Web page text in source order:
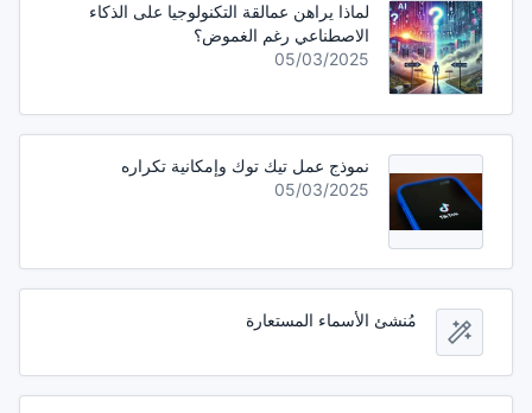
لماذا يراهن عمالقة التكنولوجيا على الذكاء
الاصطناعي رغم الغموض؟
05/03/2025
نموذج عمل تيك توك وإمكانية تكراره
05/03/2025
مُنشئ الأسماء المستعارة